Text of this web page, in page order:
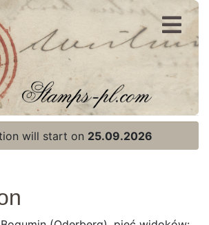
will start on 25.09.2026